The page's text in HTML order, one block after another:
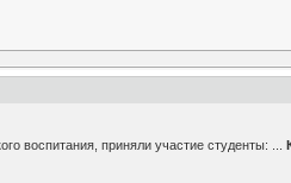
воспитания, приняли участие студенты: ...